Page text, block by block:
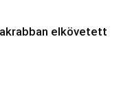
elkövetett